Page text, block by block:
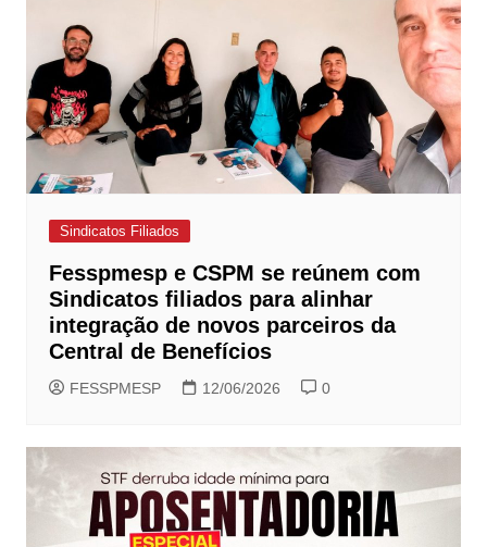
Sindicatos Filiados
Fesspmesp e CSPM se reúnem com
Sindicatos filiados para alinhar
integração de novos parceiros da
Central de Benefícios
FESSPMESP 12/06/2026 0